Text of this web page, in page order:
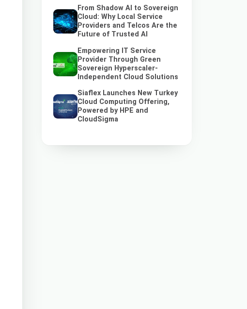
From Shadow AI to Sovereign
Cloud: Why Local Service
Providers and Telcos Are the
Future of Trusted AI
Empowering IT Service
Provider Through Green
Sovereign Hyperscaler-
Independent Cloud Solutions
Siaflex Launches New Turkey
Cloud Computing Offering,
Powered by HPE and
CloudSigma